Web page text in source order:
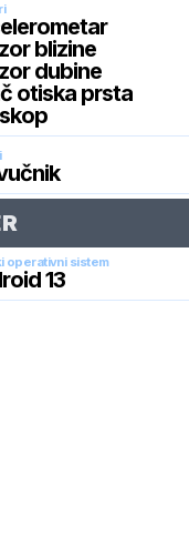
blizine
dubine
otiska prsta
operativni sistem
13